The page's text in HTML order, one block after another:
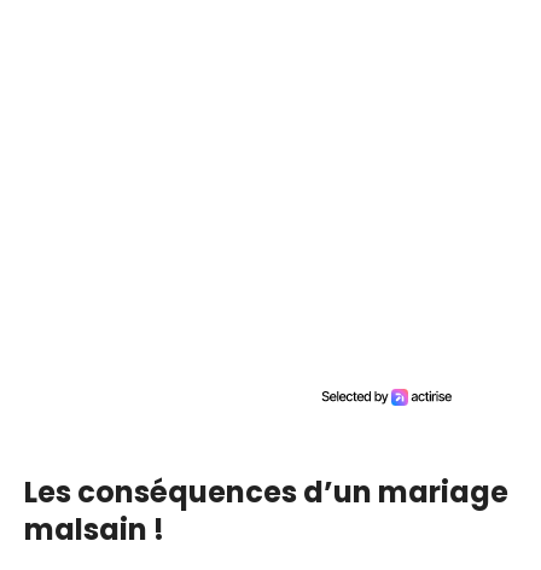
Les conséquences d’un mariage
malsain !